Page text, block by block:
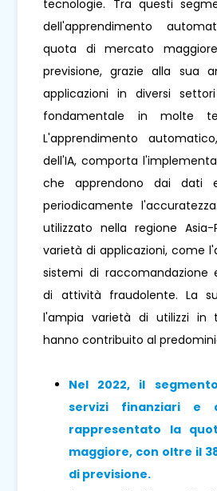
tecnologie. Tra questi
dell'apprendimento
quota di mercato
previsione, grazie alla sua
applicazioni in diversi
fondamentale in molte
L'apprendimento
dell'IA, comporta
che apprendono dai dati
periodicamente
utilizzato nella regione
varietà di applicazioni, come
sistemi di raccomandazione
di attività fraudolente. La
l'ampia varietà di utilizzi
hanno contribuito al
Nel 2022, il
servizi finanziari e
rappresentato la
maggiore, con oltre il
di previsione.